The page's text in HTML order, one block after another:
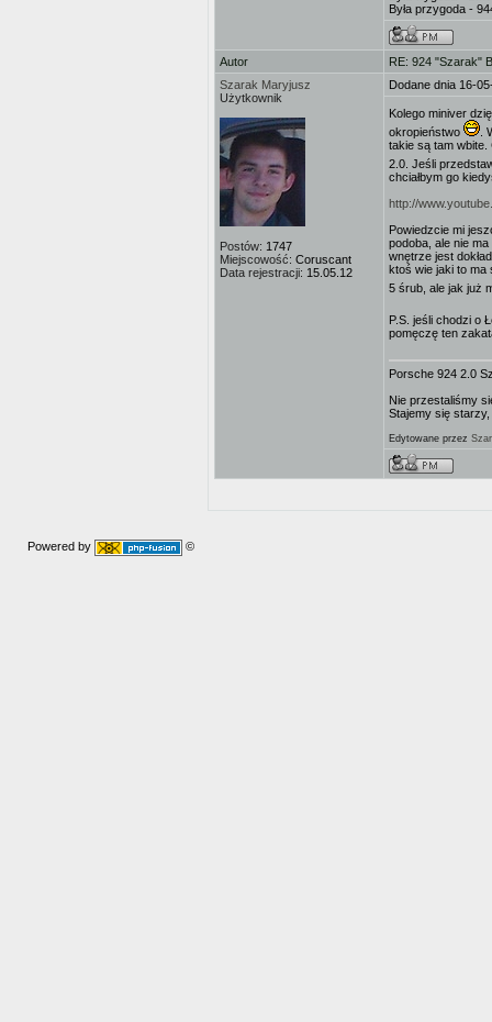
Była przygoda -
Autor
RE: 924 "Szarak"
Szarak Maryjusz
Użytkownik
Postów: 1747
Miejscowość: Coruscant
Data rejestracji: 15.05.12
Dodane dnia 16-
Kolego miniver
okropieństwo
.
takie są tam
2.0. Jeśli
chciałbym go
http://
Powiedzcie mi
podoba, ale nie
wnętrze jest
ktoś wie jaki to ma
5 śrub, ale jak już
P.S. jeśli chodzi o
pomęczę ten
Porsche 924 2.0
Nie przestaliśmy
Stajemy się
Edytowane przez
Powered by ©